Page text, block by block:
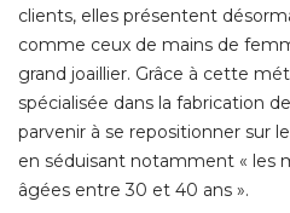
clients, elles présentent
comme ceux de mains de
grand joaillier. Grâce à cette
spécialisée dans la fabrication
parvenir à se repositionner sur
en séduisant notamment « les
âgées entre 30 et 40 ans ».